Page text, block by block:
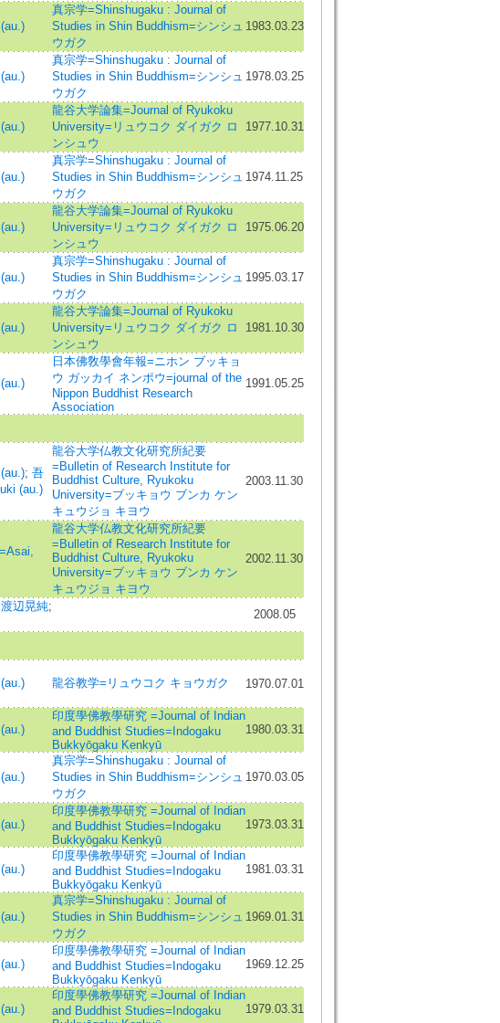
真宗学=Shinshugaku : Journal of
Studies in Shin Buddhism=シンシュ
ウガク
1983.03.23
真宗学=Shinshugaku : Journal of
Studies in Shin Buddhism=シンシュ
ウガク
1978.03.25
龍谷大学論集=Journal of Ryukoku
University=リュウコク ダイガク ロ
ンシュウ
1977.10.31
真宗学=Shinshugaku : Journal of
Studies in Shin Buddhism=シンシュ
ウガク
1974.11.25
龍谷大学論集=Journal of Ryukoku
University=リュウコク ダイガク ロ
ンシュウ
1975.06.20
真宗学=Shinshugaku : Journal of
Studies in Shin Buddhism=シンシュ
ウガク
1995.03.17
龍谷大学論集=Journal of Ryukoku
University=リュウコク ダイガク ロ
ンシュウ
1981.10.30
日本佛敎學會年報=ニホン ブッキョ
ウ ガッカイ ネンポウ=journal of the
Nippon Buddhist Research
Association
1991.05.25
; 吾
(au.)
龍谷大学仏教文化研究所紀要
=Bulletin of Research Institute for
Buddhist Culture, Ryukoku
University=ブッキョウ ブンカ ケン
キュウジョ キヨウ
2003.11.30
龍谷大学仏教文化研究所紀要
=Bulletin of Research Institute for
Buddhist Culture, Ryukoku
University=ブッキョウ ブンカ ケン
キュウジョ キヨウ
2002.11.30
渡辺晃純;
2008.05
龍谷教学=リュウコク キョウガク 1970.07.01
印度學佛教學研究 =Journal of Indian
and Buddhist Studies=Indogaku
Bukkyōgaku Kenkyū
1980.03.31
真宗学=Shinshugaku : Journal of
Studies in Shin Buddhism=シンシュ
ウガク
1970.03.05
印度學佛教學研究 =Journal of Indian
and Buddhist Studies=Indogaku
Bukkyōgaku Kenkyū
1973.03.31
印度學佛教學研究 =Journal of Indian
and Buddhist Studies=Indogaku
Bukkyōgaku Kenkyū
1981.03.31
真宗学=Shinshugaku : Journal of
Studies in Shin Buddhism=シンシュ
ウガク
1969.01.31
印度學佛教學研究 =Journal of Indian
and Buddhist Studies=Indogaku
Bukkyōgaku Kenkyū
1969.12.25
印度學佛教學研究 =Journal of Indian
and Buddhist Studies=Indogaku
1979.03.31